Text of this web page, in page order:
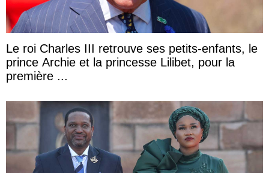
Le roi Charles III retrouve ses petits-enfants, le
prince Archie et la princesse Lilibet, pour la
première ...